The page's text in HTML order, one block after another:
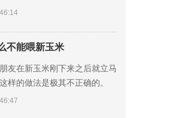
单了解一下，就开始着手准备
不能喂新玉米
友在新玉米刚下来之后就立马
样的做法是极其不正确的。
水分含量太高，会破坏营养平